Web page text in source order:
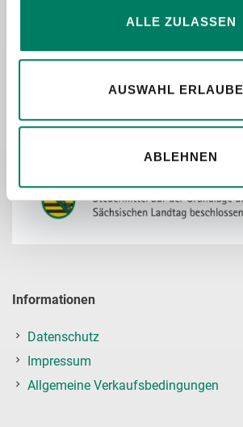
ALLE ZULASSEN
AUSWAHL
ABLEHNEN
Unsere Projekte werden unterstützt
Informationen
Datenschutz
Impressum
Allgemeine Verkaufsbedingungen